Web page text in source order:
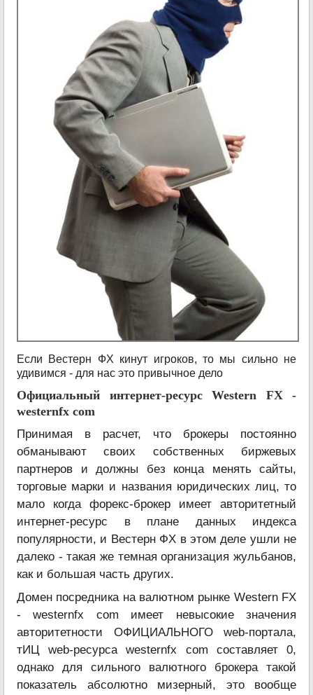
Если Вестерн ФХ кинут игроков, то мы сильно не
удивимся - для нас это привычное дело
Официальный интернет-ресурс Western FX -
westernfx com
Принимая в расчет, что брокеры постоянно
обманывают своих собственных биржевых
партнеров и должны без конца менять сайты,
торговые марки и названия юридических лиц, то
мало когда форекс-брокер имеет авторитетный
интернет-ресурс в плане данных индекса
популярности, и Вестерн ФХ в этом деле ушли не
далеко - такая же темная организация жульбанов,
как и большая часть других.
Домен посредника на валютном рынке Western FX
- westernfx com имеет невысокие значения
авторитетности ОФИЦИАЛЬНОГО web-портала,
тИЦ web-ресурса westernfx com составляет 0,
однако для сильного валютного брокера такой
показатель абсолютно мизерный, это вообще